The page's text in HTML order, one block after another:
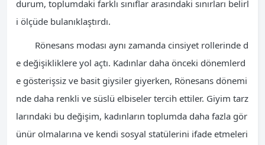
durum, toplumdaki farklı sınıflar arasındaki sınırları belirl
i ölçüde bulanıklaştırdı.
Rönesans modası aynı zamanda cinsiyet rollerinde d
e değişikliklere yol açtı. Kadınlar daha önceki dönemlerd
e gösterişsiz ve basit giysiler giyerken, Rönesans dönemi
nde daha renkli ve süslü elbiseler tercih ettiler. Giyim tarz
larındaki bu değişim, kadınların toplumda daha fazla gör
ünür olmalarına ve kendi sosyal statülerini ifade etmeleri